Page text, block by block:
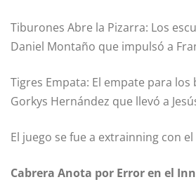
Tiburones Abre la Pizarra: Los
Daniel Montaño que impulsó a
Tigres Empata: El empate para
Gorkys Hernández que llevó a
El juego se fue a extrainning con
Cabrera Anota por Error en el